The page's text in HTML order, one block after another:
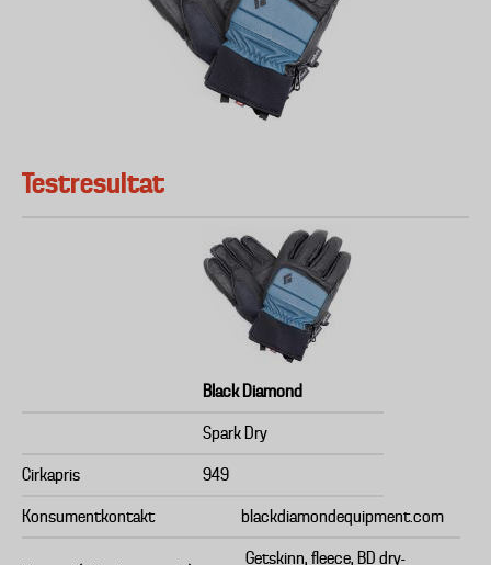
Testresultat
Black Diamond
Spark Dry
Cirkapris 949
Konsumentkontakt blackdiamondequipment.com
Getskinn, fleece, BD dry-